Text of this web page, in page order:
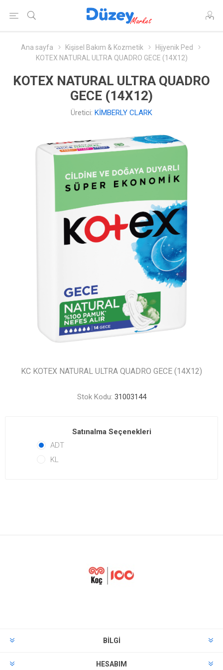
Ana sayfa Kişisel Bakım & Kozmetik
Hijyenik Ped
KOTEX NATURAL ULTRA QUADRO GECE (14X12)
KOTEX NATURAL ULTRA QUADRO
GECE (14X12)
Üretici: KİMBERLY CLARK
KC KOTEX NATURAL ULTRA QUADRO GECE (14X12)
Stok Kodu: 31003144
Satınalma Seçenekleri
ADT
KL
BILGI
HESABIM